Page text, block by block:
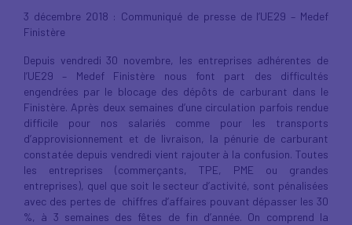
3 décembre 2018 : Communiqué de presse de l’UE29 – Medef
Finistère
Depuis vendredi 30 novembre, les entreprises adhérentes de
l’UE29 – Medef Finistère nous font part des difficultés
engendrées par le blocage des dépôts de carburant dans le
Finistère. Après deux semaines d’une circulation parfois rendue
difficile pour nos salariés comme pour les transports
d’approvisionnement et de livraison, la pénurie de carburant
constatée depuis vendredi vient rajouter à la confusion. Toutes
les entreprises (commerçants, TPE, PME ou grandes
entreprises), quel que soit le secteur d’activité, sont pénalisées
avec des pertes de chiffres d’affaires pouvant dépasser les 30
%, à 3 semaines des fêtes de fin d’année. On comprend la